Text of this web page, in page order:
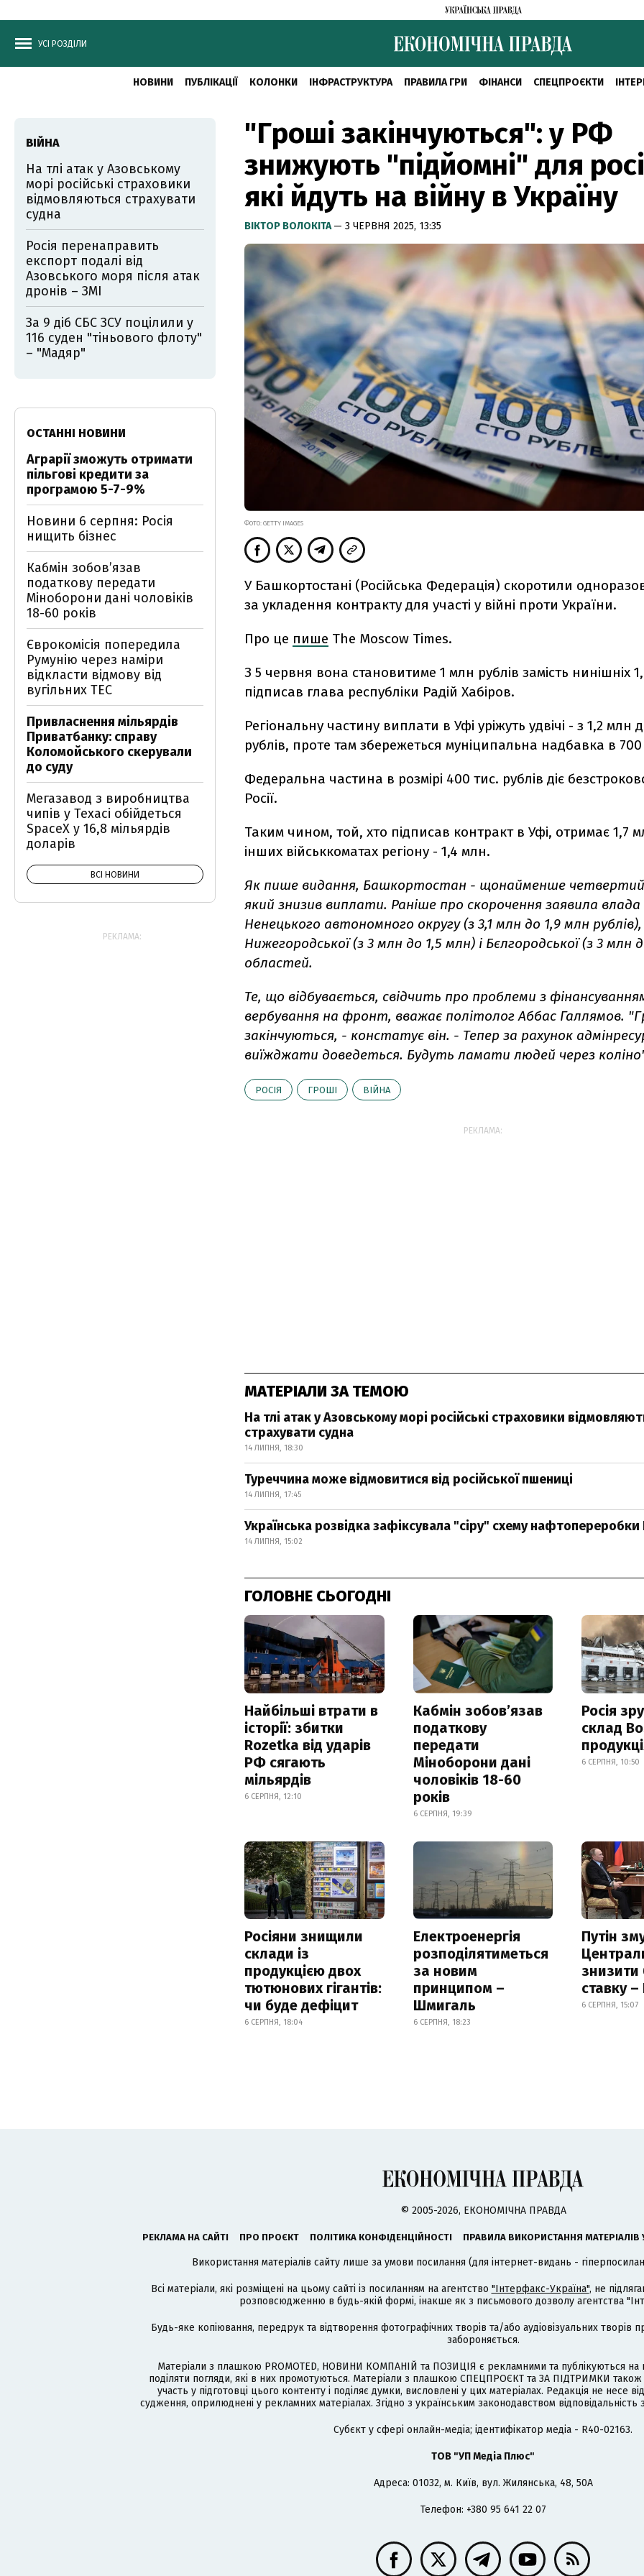
УСІ РОЗДІЛИ
НОВИНИ ПУБЛІКАЦІЇ КОЛОНКИ ІНФРАСТРУКТУРА ПРАВИЛА ГРИ ФІНАНСИ СПЕЦПРОЄКТИ
"Гроші закінчуються": у РФ
знижують "підйомні" для
які йдуть на війну в Україну
ВІКТОР ВОЛОКІТА— 3 ЧЕРВНЯ 2025, 13:35
ФОТО: GETTY IMAGES
У Башкортостані (Російська Федерація) скоротили
за укладення контракту для участі у війні проти України.
Про це пише The Moscow Times.
З 5 червня вона становитиме 1 млн рублів замість нинішніх
підписав глава республіки Радій Хабіров.
Регіональну частину виплати в Уфі уріжуть удвічі - з 1,2 млн
рублів, проте там збережеться муніципальна надбавка в 700
Федеральна частина в розмірі 400 тис. рублів діє
Росії.
Таким чином, той, хто підписав контракт в Уфі, отримає 1,7
інших військкоматах регіону - 1,4 млн.
Як пише видання, Башкортостан - щонайменше четвертий
який знизив виплати. Раніше про скорочення заявила
Ненецького автономного округу (з 3,1 млн до 1,9 млн рублів),
Нижегородської (з 3 млн до 1,5 млн) і Бєлгородської (з 3 млн
областей.
Те, що відбувається, свідчить про проблеми з
вербування на фронт, вважає політолог Аббас Галлямов.
закінчуються, - констатує він. - Тепер за рахунок
виїжджати доведеться. Будуть ламати людей через
РОСІЯ ГРОШІ ВІЙНА
РЕКЛАМА:
МАТЕРІАЛИ ЗА ТЕМОЮ
На тлі атак у Азовському морі російські страховики
страхувати судна
14 ЛИПНЯ, 18:30
Туреччина може відмовитися від російської пшениці
14 ЛИПНЯ, 17:45
Українська розвідка зафіксувала "сіру" схему
14 ЛИПНЯ, 15:02
ГОЛОВНЕ СЬОГОДНІ
Найбільші втрати в
історії: збитки
Rozetka від ударів
РФ сягають
мільярдів
6 СЕРПНЯ, 12:10
Кабмін зобовʼязав
податкову
передати
Міноборони дані
чоловіків 18-60
років
6 СЕРПНЯ, 19:39
Росія
склад
6 СЕРПНЯ, 10:50
Росіяни знищили
склади із
продукцією двох
тютюнових гігантів:
чи буде дефіцит
6 СЕРПНЯ, 18:04
Електроенергія
розподілятиметься
за новим
принципом –
Шмигаль
6 СЕРПНЯ, 18:23
Путін
знизити
ставку
6 СЕРПНЯ, 15:07
ВІЙНА
На тлі атак у Азовському
морі російські страховики
відмовляються страхувати
судна
Росія перенаправить
експорт подалі від
Азовського моря після атак
дронів – ЗМІ
За 9 діб СБС ЗСУ поцілили у
116 суден "тіньового флоту"
– "Мадяр"
ОСТАННІ НОВИНИ
Аграрії зможуть отримати
пільгові кредити за
програмою 5-7-9%
Новини 6 серпня: Росія
нищить бізнес
Кабмін зобовʼязав
податкову передати
Міноборони дані чоловіків
18-60 років
Єврокомісія попередила
Румунію через наміри
відкласти відмову від
вугільних ТЕС
Привласнення мільярдів
Приватбанку: справу
Коломойського скерували
до суду
Мегазавод з виробництва
чипів у Техасі обійдеться
SpaceX у 16,8 мільярдів
доларів
ВСІ НОВИНИ
РЕКЛАМА:
© 2005-2026, ЕКОНОМІЧНА ПРАВДА
РЕКЛАМА НА САЙТІ ПРО ПРОЄКТ ПОЛІТИКА КОНФІДЕНЦІЙНОСТІ ПРАВИЛА ВИКОРИСТАННЯ МАТЕРІАЛІВ
Використання матеріалів сайту лише за умови посилання (для інтернет-видань -
Всі матеріали, які розміщені на цьому сайті із посиланням на агентство "Інтерфакс-Україна", не
розповсюдженню в будь-якій формі, інакше як з письмового дозволу агентства
Будь-яке копіювання, передрук та відтворення фотографічних творів та/або аудіовізуальних
забороняється.
Матеріали з плашкою PROMOTED, НОВИНИ КОМПАНІЙ та ПОЗИЦІЯ є рекламними та публікуються на
поділяти погляди, які в них промотуються. Матеріали з плашкою СПЕЦПРОЄКТ та ЗА ПІДТРИМКИ
участь у підготовці цього контенту і поділяє думки, висловлені у цих матеріалах. Редакція не несе
судження, оприлюднені у рекламних матеріалах. Згідно з українським законодавством
Cубєкт у сфері онлайн-медіа; ідентифікатор медіа - R40-02163.
ТОВ "УП Медіа Плюс"
Адреса: 01032, м. Київ, вул. Жилянська, 48, 50А
Телефон: +380 95 641 22 07